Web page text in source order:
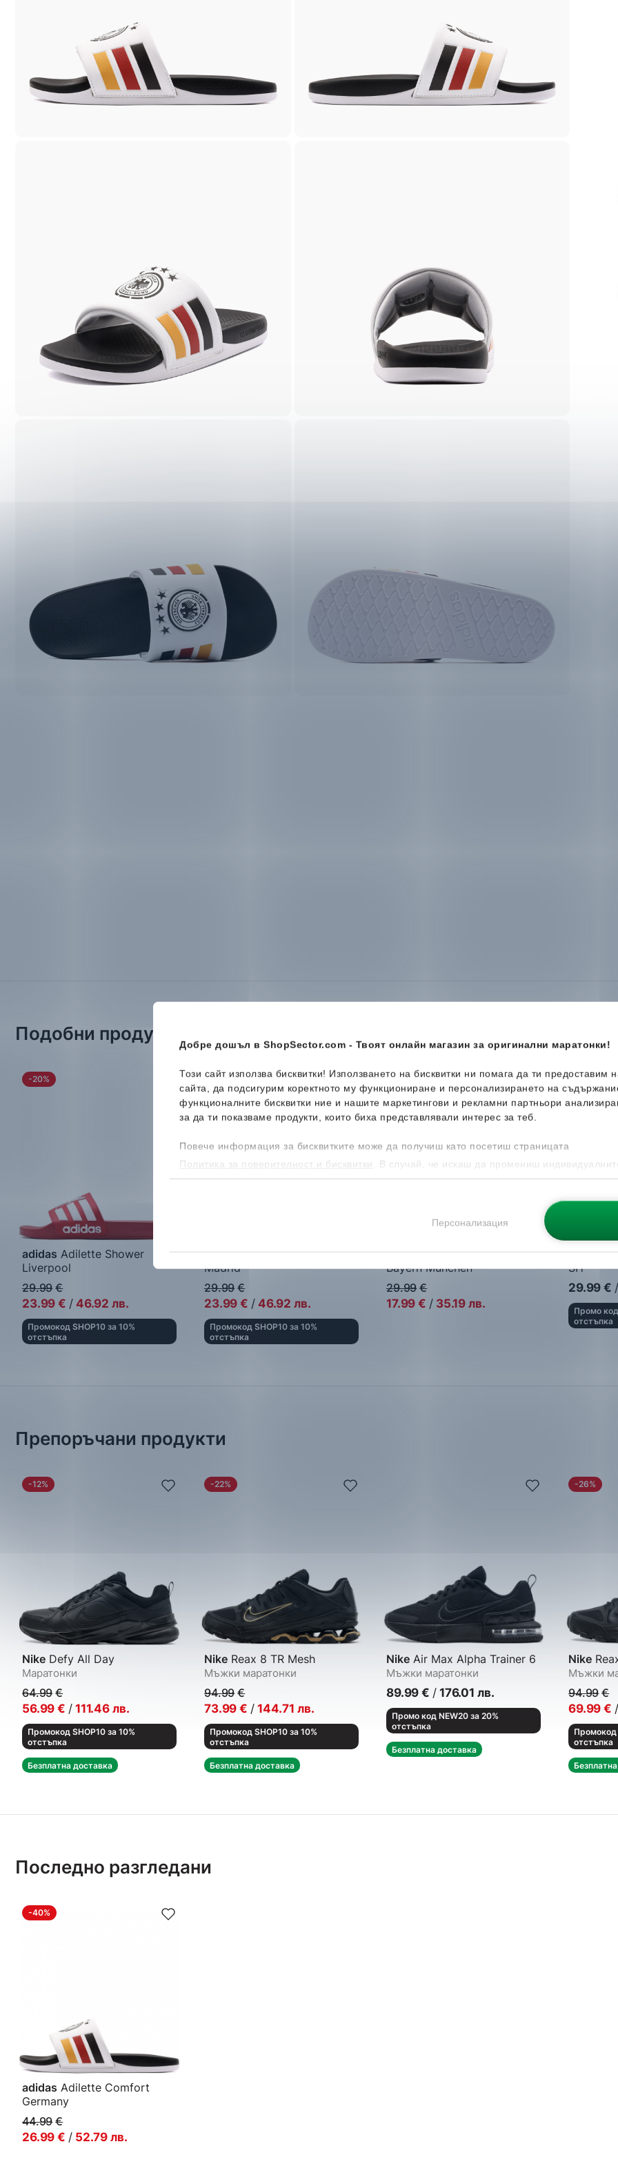
Добре дошъл в ShopSector.com - Твоят онлайн магазин за оригинални маратонки!
Този сайт използва бисквитки! Използването на бисквитки ни помага да ти предоставим
сайта, да подсигурим коректното му функциониране и персонализирането на
функционалните бисквитки ние и нашите маркетингови и рекламни партньори
за да ти показваме продукти, които биха представлявали интерес за теб.
Повече информация за бисквитките може да получиш като посетиш страницата
Политика за поверителност и бисквитки
. В случай, че искаш да промениш
бисквитките, можеш да го направиш от опцията за Персонализация.
Персонализация
Подобни продукти
-20%
adidas Adilette Shower
Liverpool
Мъжки джапанки
29.99 €
23.99 € / 46.92 лв.
Промокод SHOP10 за 10%
отстъпка
-20%
adidasAdilette Shower Real
Madrid
Мъжки джапанки
29.99 €
23.99 € / 46.92 лв.
Промокод SHOP10 за 10%
отстъпка
-40%
adidasAdilette Shower
Bayern Munchen
Мъжки джапанки
29.99 €
17.99 € / 35.19 лв.
Ново
Nike
SH
Мъжки
29.99 € /
Промо
отстъпка
Препоръчани продукти
-12%
Nike Defy All Day
Маратонки
64.99 €
56.99 € / 111.46 лв.
Промокод SHOP10 за 10%
отстъпка
Безплатна доставка
-22%
Nike Reax 8 TR Mesh
Мъжки маратонки
94.99 €
73.99 € / 144.71 лв.
Промокод SHOP10 за 10%
отстъпка
Безплатна доставка
Nike Air Max Alpha Trainer 6
Мъжки маратонки
89.99 € / 176.01 лв.
Промо код NEW20 за 20%
отстъпка
Безплатна доставка
-26%
Nike
Мъжки
94.99 €
69.99 € /
Промокод
отстъпка
Последно разгледани
-40%
adidas Adilette Comfort
Germany
Мъжки джапанки
44.99 €
26.99 € / 52.79 лв.